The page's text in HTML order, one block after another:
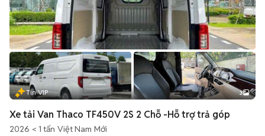
Tin VIP 3
Xe tải Van Thaco TF450V 2S 2 Chỗ -Hỗ trợ trả góp
2026 < 1 tấn Việt Nam Mới